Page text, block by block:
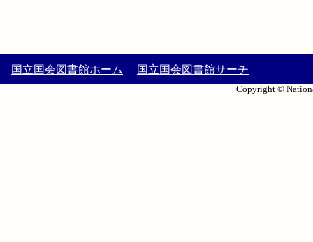
国立国会図書館ホーム 国立国会図書館サーチ
Copyright ©